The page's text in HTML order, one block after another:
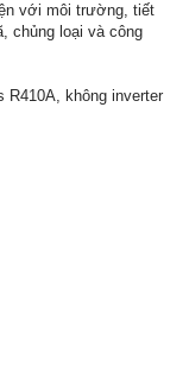
với môi trường, tiết
chủng loại và công
R410A, không inverter